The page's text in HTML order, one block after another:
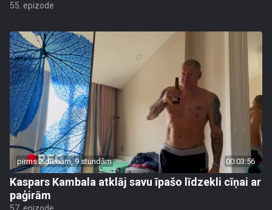
55. epizode
pirms 2 dienām, 9 stundām 00:03:56
Kaspars Kambala atklāj savu īpašo līdzekli cīņai ar
paģirām